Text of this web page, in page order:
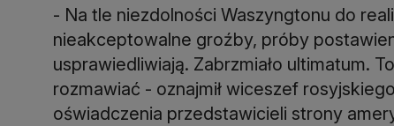
- Na tle niezdolności Waszyngtonu do
nieakceptowalne groźby, próby
usprawiedliwiają. Zabrzmiało ultimatum.
rozmawiać - oznajmił wiceszef
oświadczenia przedstawicieli strony